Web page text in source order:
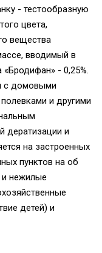
- тестообразную
цвета,
вещества
вводимый в
- 0,25%.
с домовыми
и другими
дератизации и
на застроенных
пунктов на об
и нежилые
детей) и